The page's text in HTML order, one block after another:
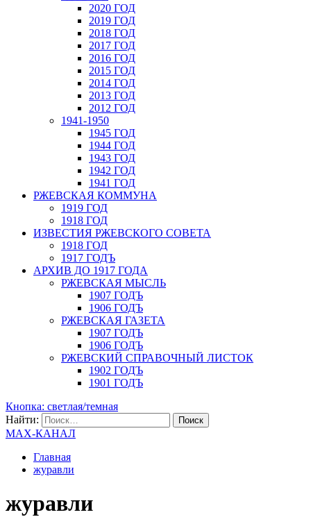
2020 ГОД
2019 ГОД
2018 ГОД
2017 ГОД
2016 ГОД
2015 ГОД
2014 ГОД
2013 ГОД
2012 ГОД
1941-1950
1945 ГОД
1944 ГОД
1943 ГОД
1942 ГОД
1941 ГОД
РЖЕВСКАЯ КОММУНА
1919 ГОД
1918 ГОД
ИЗВЕСТИЯ РЖЕВСКОГО СОВЕТА
1918 ГОД
1917 ГОДЪ
АРХИВ ДО 1917 ГОДА
РЖЕВСКАЯ МЫСЛЬ
1907 ГОДЪ
1906 ГОДЪ
РЖЕВСКАЯ ГАЗЕТА
1907 ГОДЪ
1906 ГОДЪ
РЖЕВСКИЙ СПРАВОЧНЫЙ ЛИСТОК
1902 ГОДЪ
1901 ГОДЪ
Кнопка: светлая/темная
Найти:
MAX-КАНАЛ
Главная
журавли
журавли